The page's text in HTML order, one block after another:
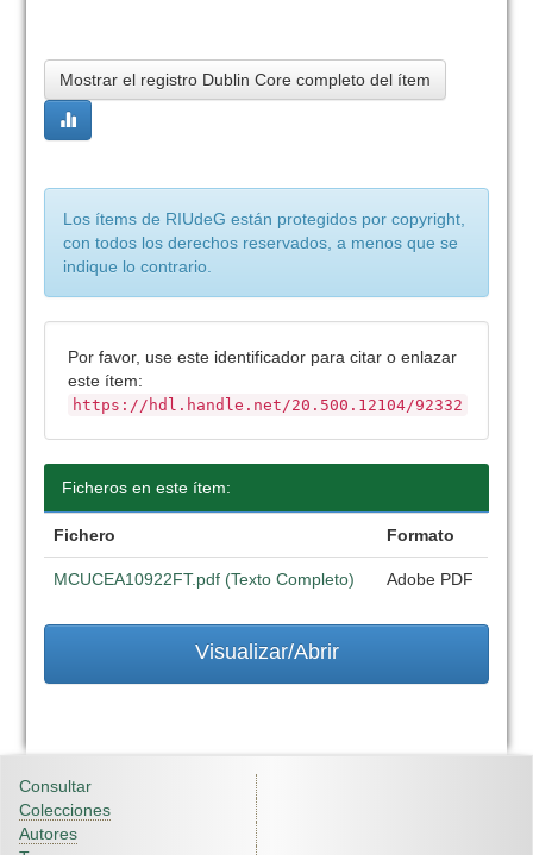
Mostrar el registro Dublin Core completo del ítem
Los ítems de RIUdeG están protegidos por copyright,
con todos los derechos reservados, a menos que se
indique lo contrario.
Por favor, use este identificador para citar o enlazar
este ítem:
https://hdl.handle.net/20.500.12104/92332
Ficheros en este ítem:
Fichero Formato
MCUCEA10922FT.pdf (Texto Completo) Adobe PDF
Visualizar/Abrir
Consultar
Colecciones
Autores